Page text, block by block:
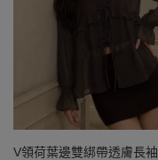
V領荷葉邊雙綁帶透膚長